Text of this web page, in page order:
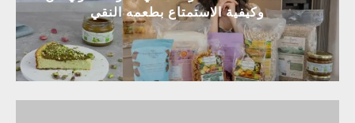
وكيفية الاستمتاع بطعمه النقي